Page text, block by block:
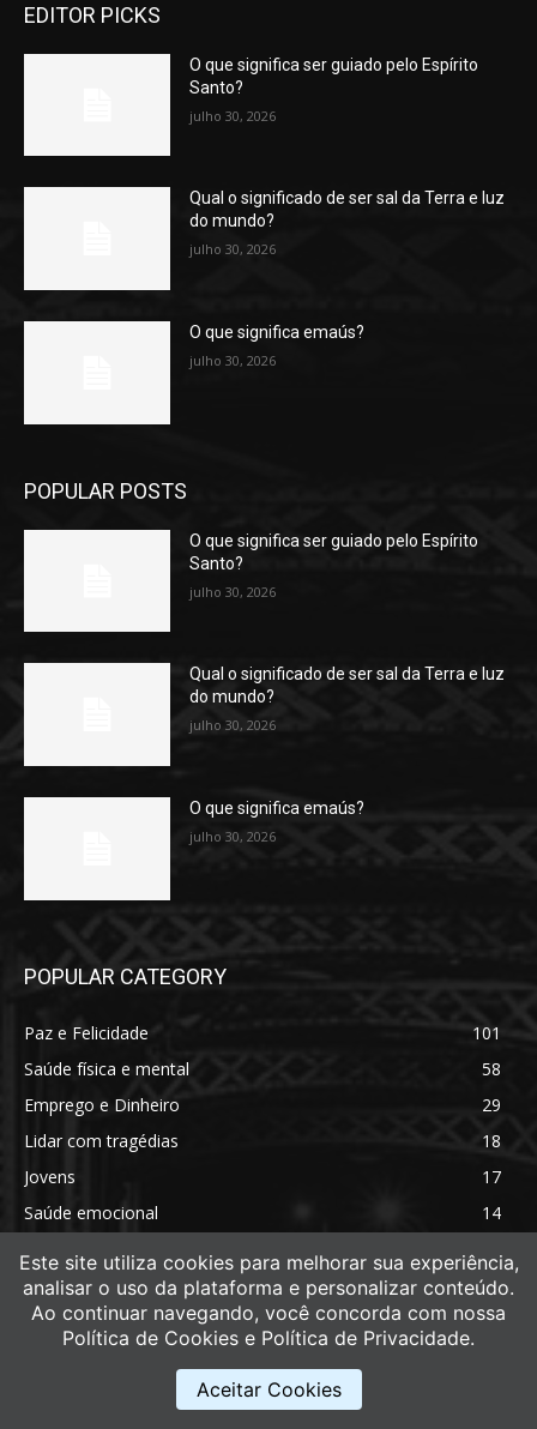
EDITOR PICKS
O que significa ser guiado pelo Espírito
Santo?
julho 30, 2026
Qual o significado de ser sal da Terra e luz
do mundo?
julho 30, 2026
O que significa emaús?
julho 30, 2026
POPULAR POSTS
O que significa ser guiado pelo Espírito
Santo?
julho 30, 2026
Qual o significado de ser sal da Terra e luz
do mundo?
julho 30, 2026
O que significa emaús?
julho 30, 2026
POPULAR CATEGORY
Paz e Felicidade
101
Saúde física e mental
58
Emprego e Dinheiro
29
Lidar com tragédias
18
Jovens
17
Saúde emocional
14
Este site utiliza cookies para melhorar sua experiência,
analisar o uso da plataforma e personalizar conteúdo.
Ao continuar navegando, você concorda com nossa
Política de Cookies e Política de Privacidade.
Aceitar Cookies